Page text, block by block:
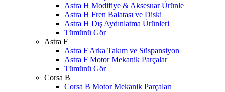
Astra H Modifiye & Aksesuar Ürünle
Astra H Fren Balatası ve Diski
Astra H Dış Aydınlatma Ürünleri
Tümünü Gör
Astra F
Astra F Arka Takım ve Süspansiyon
Astra F Motor Mekanik Parçalar
Tümünü Gör
Corsa B
Corsa B Motor Mekanik Parçaları